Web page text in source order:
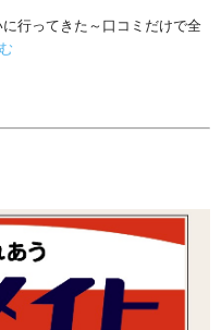
行ってきた～口コミだけで全